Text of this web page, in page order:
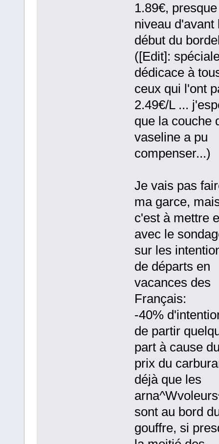
1.89€,
niveau d'avant
début du
([Edit]:
dédicace à
ceux qui l'ont
2.49€/L ...
que la couche
vaseline a pu
compenser...)
Je vais pas
ma garce,
c'est à mettre
avec le
sur les
de départs en
vacances des
Français:
-40%
de partir
part à cause
prix du
déjà que les
sont au bord
gouffre, si